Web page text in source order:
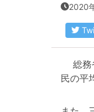
2020
総務
民の平